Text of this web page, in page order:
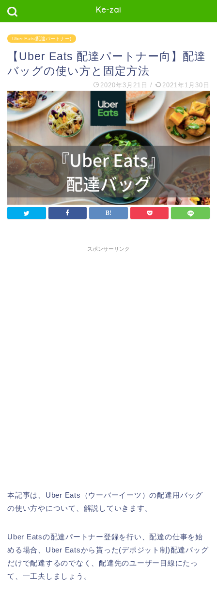
Ke-zai
Uber Eats(配達パートナー)
【Uber Eats 配達パートナー向】配達
バッグの使い方と固定方法
2020年3月21日 / 2021年1月30日
スポンサーリンク
本記事は、Uber Eats（ウーバーイーツ）の配達用バッグ
の使い方やについて、解説していきます。
Uber Eatsの配達パートナー登録を行い、配達の仕事を始
める場合、Uber Eatsから貰った(デポジット制)配達バッグ
だけで配達するのでなく、配達先のユーザー目線にたっ
て、一工夫しましょう。